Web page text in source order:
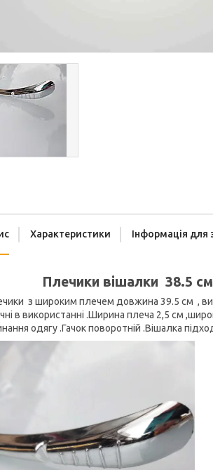
Характеристики Інформація для
Плечики вішалки 38.5
з широким плечем довжина 39.5 см ,
в використанні .Ширина плеча 2,5 см
одягу .Гачок поворотній .Вішалка